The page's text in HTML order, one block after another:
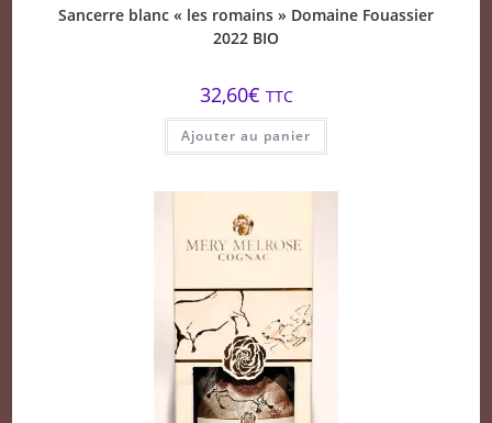
Sancerre blanc « les romains » Domaine Fouassier
2022 BIO
32,60€ TTC
Ajouter au panier